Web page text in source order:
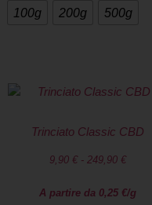
100g 200g 500g
Trinciato Classic CBD
9,90 € - 249,90 €
A partire da 0,25 €/g